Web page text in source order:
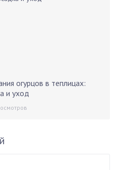
огурцов в теплицах:
и уход